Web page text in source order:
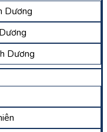
Dương
Dương